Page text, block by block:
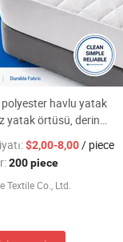
havlu yatak
yatak örtüsü, derin
$2,00-8,00/ piece
200 piece
Textile Co., Ltd.